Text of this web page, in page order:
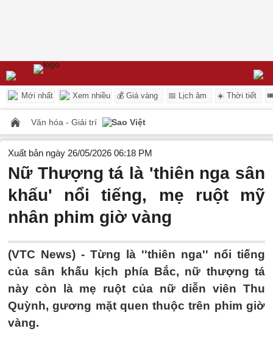
Mới nhất Xem nhiều 💰 Giá vàng 📅 Lịch âm ☀️ Thời tiết
Văn hóa - Giải trí Sao Việt
Xuất bản ngày 26/05/2026 06:18 PM
Nữ Thượng tá là 'thiên nga sân
khấu' nổi tiếng, mẹ ruột mỹ
nhân phim giờ vàng
(VTC News) - Từng là ''thiên nga'' nổi tiếng
của sân khấu kịch phía Bắc, nữ thượng tá
này còn là mẹ ruột của nữ diễn viên Thu
Quỳnh, gương mặt quen thuộc trên phim giờ
vàng.